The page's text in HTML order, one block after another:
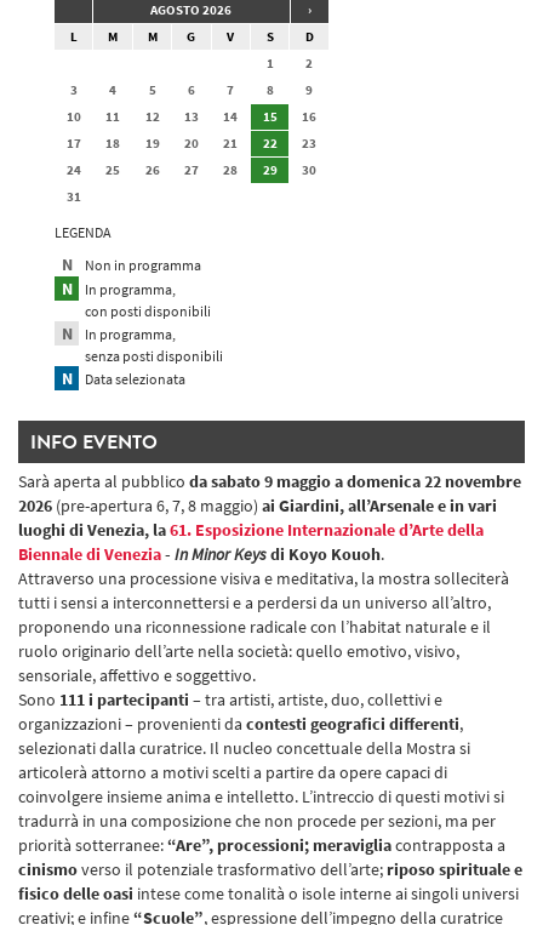
AGOSTO 2026
›
L
M M G V S
D
1
2
3
4 5 6 7 8
9
10
11 12 13 14 15
16
17
18 19 20 21 22
23
24
25 26 27 28 29
30
31
LEGENDA
Non in programma
In programma,
con posti disponibili
In programma,
senza posti disponibili
Data selezionata
INFO EVENTO
Sarà aperta al pubblico da sabato 9 maggio a domenica 22 novembre
2026 (pre-apertura 6, 7, 8 maggio) ai Giardini, all’Arsenale e in vari
luoghi di Venezia, la61. Esposizione Internazionale d’Arte della
Biennale di Venezia- In Minor Keysdi Koyo Kouoh.
Attraverso una processione visiva e meditativa, la mostra solleciterà
tutti i sensi a interconnettersi e a perdersi da un universo all’altro,
proponendo una riconnessione radicale con l’habitat naturale e il
ruolo originario dell’arte nella società: quello emotivo, visivo,
sensoriale, affettivo e soggettivo.
Sono 111 i partecipanti – tra artisti, artiste, duo, collettivi e
organizzazioni – provenienti da contesti geografici differenti,
selezionati dalla curatrice. Il nucleo concettuale della Mostra si
articolerà attorno a motivi scelti a partire da opere capaci di
coinvolgere insieme anima e intelletto. L’intreccio di questi motivi si
tradurrà in una composizione che non procede per sezioni, ma per
priorità sotterranee:“Are”, processioni; meravigliacontrapposta a
cinismoverso il potenziale trasformativo dell’arte; riposo spirituale e
fisico delle oasi intese come tonalità o isole interne ai singoli universi
creativi; e infine“Scuole”, espressione dell’impegno della curatrice